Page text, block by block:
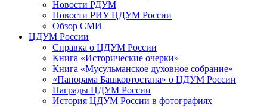
Новости РДУМ
Новости РИУ ЦДУМ России
Обзор СМИ
ЦДУМ России
Справка о ЦДУМ России
Книга «Исторические очерки»
Книга «Мусульманское духовное собрание»
«Панорама Башкортостана» о ЦДУМ России
Награды ЦДУМ России
История ЦДУМ России в фотографиях